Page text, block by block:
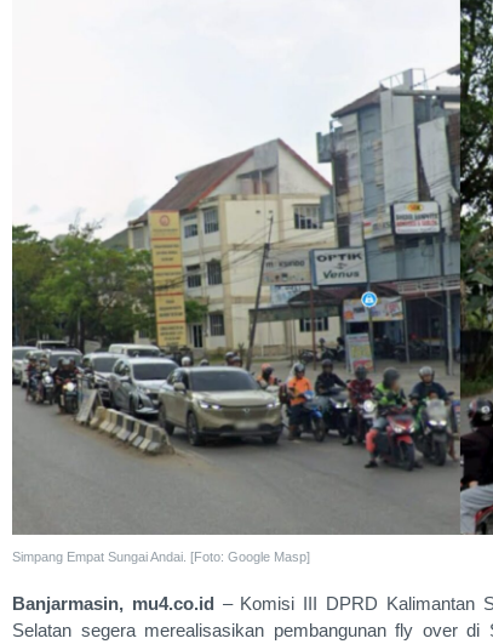
Simpang Empat Sungai Andai. [Foto: Google Masp]
Banjarmasin, mu4.co.id – Komisi III DPRD Kalimantan
Selatan segera merealisasikan pembangunan fly over